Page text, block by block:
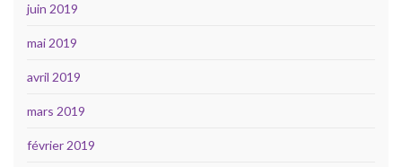
juin 2019
mai 2019
avril 2019
mars 2019
février 2019